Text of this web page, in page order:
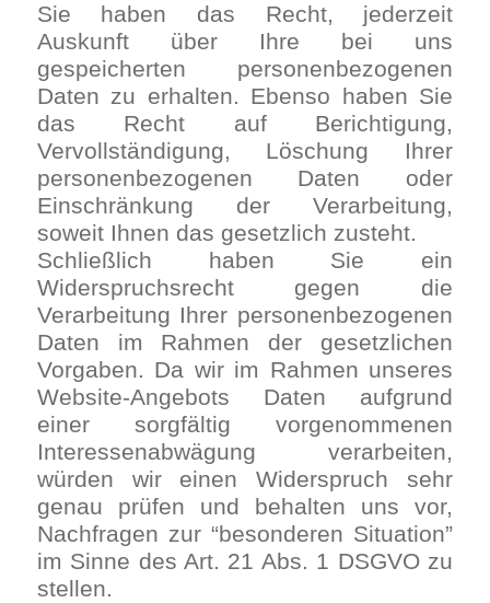
Sie haben das Recht, jederzeit
Auskunft über Ihre bei uns
gespeicherten personenbezogenen
Daten zu erhalten. Ebenso haben Sie
das Recht auf Berichtigung,
Vervollständigung, Löschung Ihrer
personenbezogenen Daten oder
Einschränkung der Verarbeitung,
soweit Ihnen das gesetzlich zusteht.
Schließlich haben Sie ein
Widerspruchsrecht gegen die
Verarbeitung Ihrer personenbezogenen
Daten im Rahmen der gesetzlichen
Vorgaben. Da wir im Rahmen unseres
Website-Angebots Daten aufgrund
einer sorgfältig vorgenommenen
Interessenabwägung verarbeiten,
würden wir einen Widerspruch sehr
genau prüfen und behalten uns vor,
Nachfragen zur “besonderen Situation”
im Sinne des Art. 21 Abs. 1 DSGVO zu
stellen.